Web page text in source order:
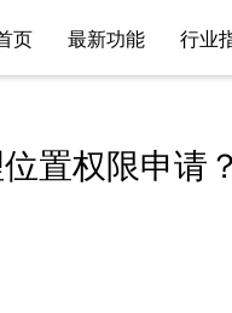
页 最新功能 行业
置权限申请？